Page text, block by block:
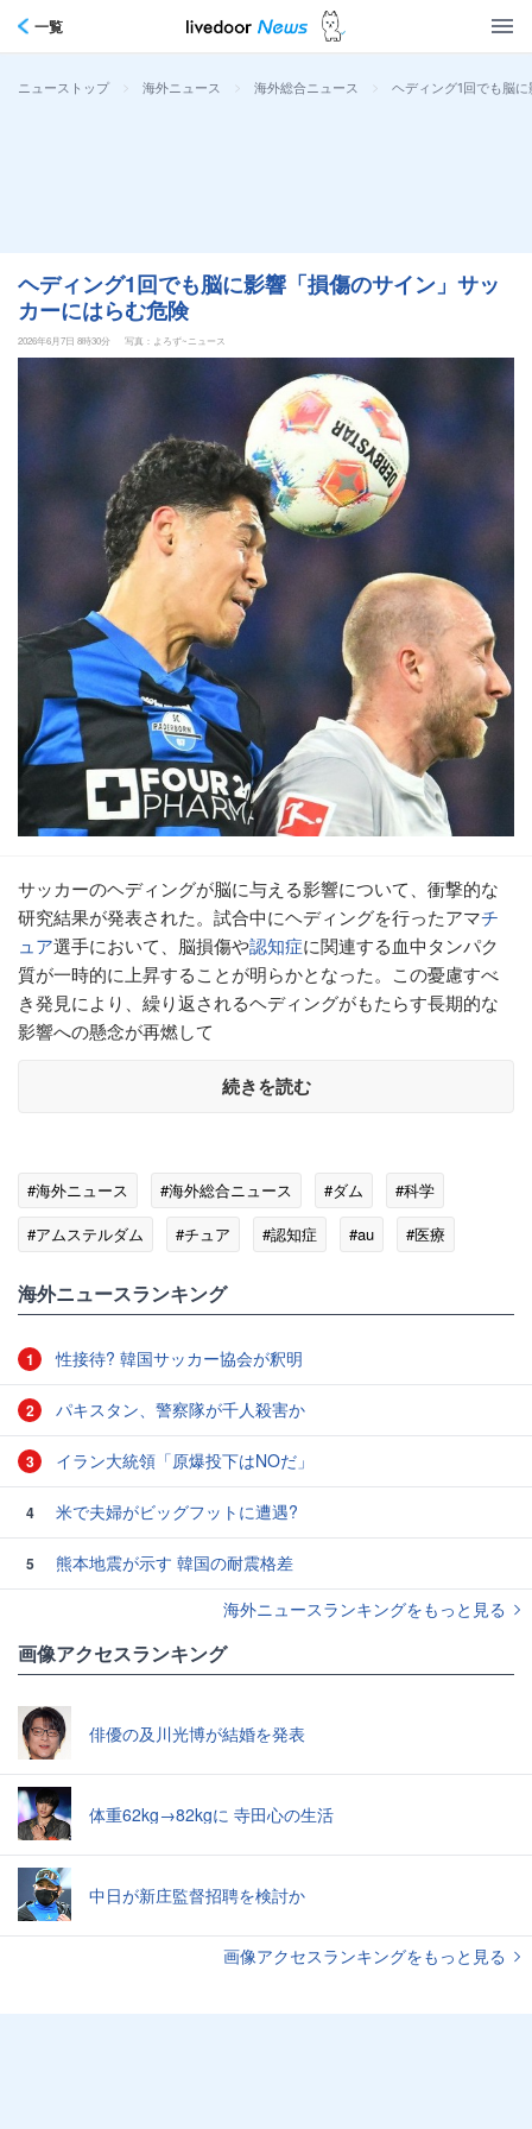
一覧
ニューストップ > 海外ニュース > 海外総合ニュース > ヘディング1回でも脳
ヘディング1回でも脳に影響「損傷のサイン」サッ
カーにはらむ危険
2026年6月7日 8時30分 写真：よろず~ニュース
サッカーのヘディングが脳に与える影響について、衝撃的な
研究結果が発表された。試合中にヘディングを行ったアマチ
ュア選手において、脳損傷や認知症に関連する血中タンパク
質が一時的に上昇することが明らかとなった。この憂慮すべ
き発見により、繰り返されるヘディングがもたらす長期的な
影響への懸念が再燃して
続きを読む
#海外ニュース #海外総合ニュース #ダム
#科学
#アムステルダム
#チュア #認知症 #au #医療
海外ニュースランキング
1 性接待? 韓国サッカー協会が釈明
2 パキスタン、警察隊が千人殺害か
3 イラン大統領「原爆投下はNOだ」
4 米で夫婦がビッグフットに遭遇?
5
熊本地震が示す 韓国の耐震格差
海外ニュースランキングをもっと見る
画像アクセスランキング
俳優の及川光博が結婚を発表
体重62kg→82kgに 寺田心の生活
中日が新庄監督招聘を検討か
画像アクセスランキングをもっと見る